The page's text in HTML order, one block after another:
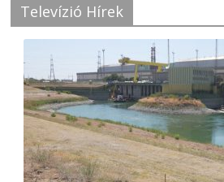
Televízió Hírek